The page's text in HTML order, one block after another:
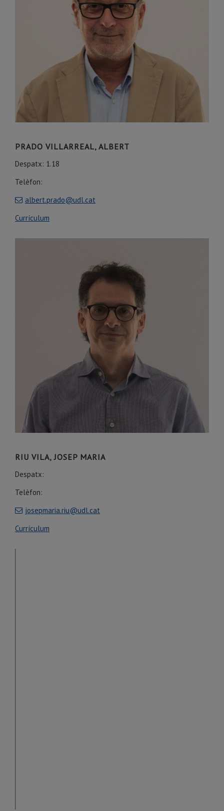
PRADO VILLARREAL, ALBERT
Despatx: 1.18
Telèfon:
albert.prado@udl.cat
Currículum
RIU VILA, JOSEP MARIA
Despatx:
Telèfon:
josepmaria.riu@udl.cat
Currículum